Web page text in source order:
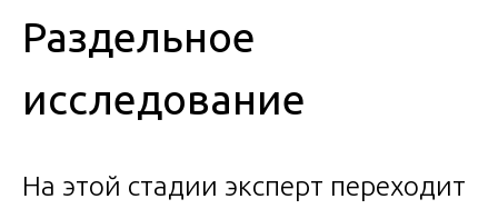
Раздельное
исследование
На этой стадии эксперт переходит